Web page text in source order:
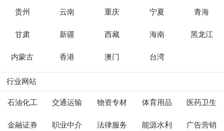
贵州 云南 重庆 宁夏 青海
甘肃 新疆 西藏 海南 黑龙江
内蒙古 香港 澳门 台湾
行业网站
石油化工 交通运输 物资专材 体育用品 医药卫生
金融证券 职业中介 法律服务 能源水利 广告营销